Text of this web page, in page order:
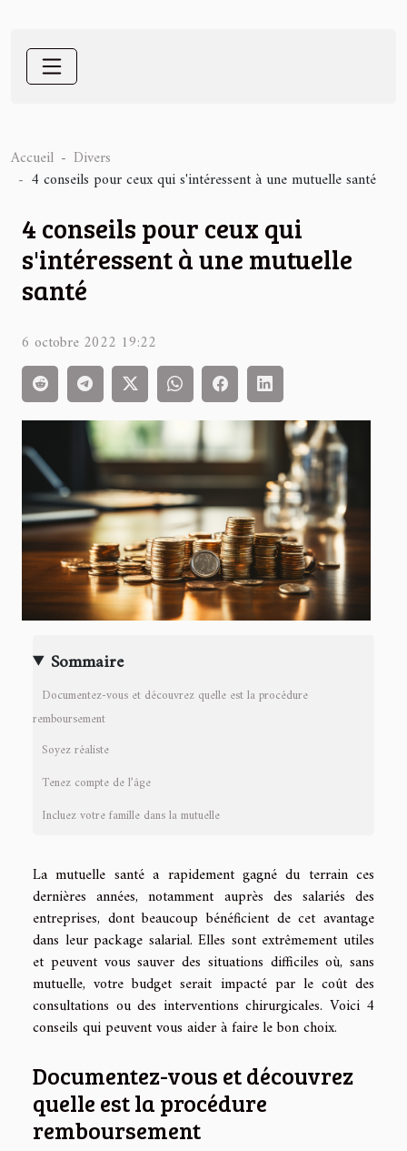
Accueil
Divers
4 conseils pour ceux qui s'intéressent à une mutuelle santé
4 conseils pour ceux qui
s'intéressent à une mutuelle
santé
6 octobre 2022 19:22
Sommaire
Documentez-vous et découvrez quelle est la procédure
remboursement
Soyez réaliste
Tenez compte de l’âge
Incluez votre famille dans la mutuelle
La mutuelle santé a rapidement gagné du terrain ces
dernières années, notamment auprès des salariés des
entreprises, dont beaucoup bénéficient de cet avantage
dans leur package salarial. Elles sont extrêmement utiles
et peuvent vous sauver des situations difficiles où, sans
mutuelle, votre budget serait impacté par le coût des
consultations ou des interventions chirurgicales. Voici 4
conseils qui peuvent vous aider à faire le bon choix.
Documentez-vous et découvrez
quelle est la procédure
remboursement